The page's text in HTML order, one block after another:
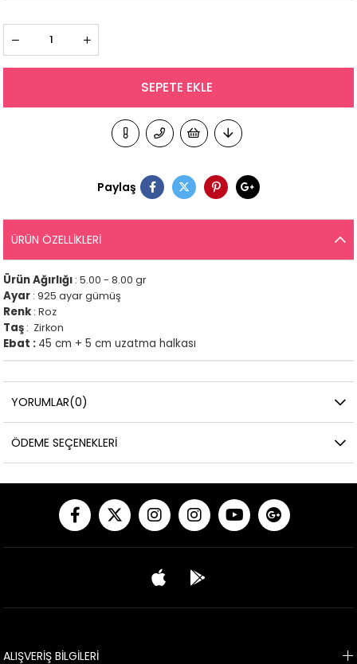
Paylaş
ÜRÜN ÖZELLIKLERI
Ürün Ağırlığı : 5.00 - 8.00 gr
Ayar : 925 ayar gümüş
Renk : Roz
Taş : Zirkon
Ebat : 45 cm + 5 cm uzatma halkası
YORUMLAR(0)
ÖDEME SEÇENEKLERI
ALIŞVERİŞ BİLGİLERİ